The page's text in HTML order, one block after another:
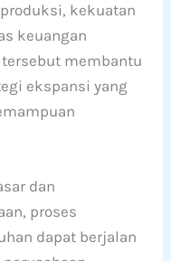
kekuatan
keuangan
membantu
ekspansi yang
dan
proses
dapat berjalan